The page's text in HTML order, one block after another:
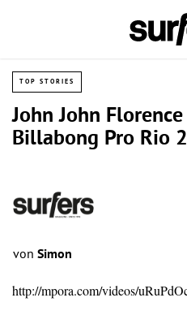
TOP STORIES
John John
Billabong Pro Rio
von Simon
http://mpora.com/videos/